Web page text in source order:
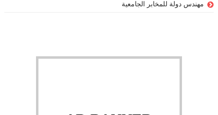
مهندس دولة للمخابر الجامعية